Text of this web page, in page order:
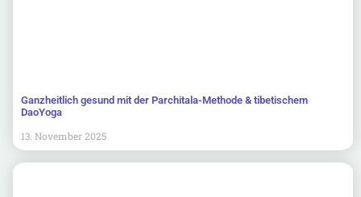
Ganzheitlich gesund mit der Parchitala-Methode & tibetischem
DaoYoga
13. November 2025